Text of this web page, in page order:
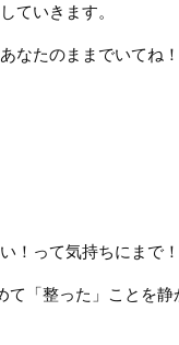
ていきます。
なたのままでいてね
！って気持ちにまで！
「整った」ことを静